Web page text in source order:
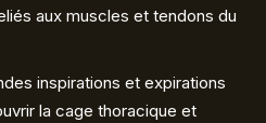
aux muscles et tendons du
inspirations et expirations
la cage thoracique et